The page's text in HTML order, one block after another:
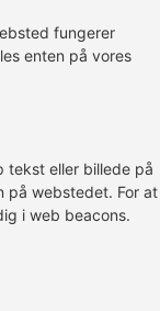
fungerer
enten på vores
tekst eller billede på
på webstedet. For at
i web beacons.